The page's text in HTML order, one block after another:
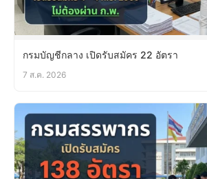
กรมบัญชีกลาง เปิดรับสมัคร 22 อัตรา
7 ส.ค. 2026